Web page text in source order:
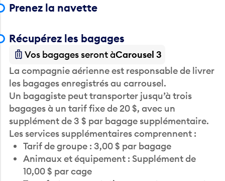
Prenez la navette
Récupérez les bagages
Vos bagages seront àCarousel 3
La compagnie aérienne est responsable de livrer
les bagages enregistrés au carrousel.
Un bagagiste peut transporter jusqu’à trois
bagages à un tarif fixe de 20 $, avec un
supplément de 3 $ par bagage supplémentaire.
Les services supplémentaires comprennent :
Tarif de groupe : 3,00 $ par bagage
Animaux et équipement : Supplément de
10,00 $ par cage